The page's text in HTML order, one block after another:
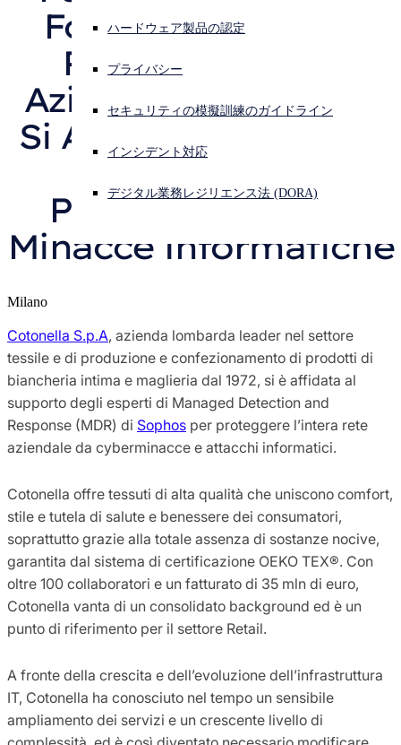
サイバー攻撃を受けている場合、連絡先はこちら
サインイン
Open search
日本語 Open language switcher
ハードウェア製品の認定
プライバシー
セキュリティの模擬訓練のガイドライン
インシデント対応
デジタル業務レジリエンス法 (DORA)
Sophos X-Ops の脅威調査
アワード ＆ レビュー
プレス担当者
Formazione Delle
Risorse Interne
Aziendali: Cotonella
Si Affida Agli Esperti
Proteggersi Dalle
Minacce Informatiche
Milano
Cotonella S.p.A, azienda lombarda leader nel settore
tessile e di produzione e confezionamento di prodotti di
biancheria intima e maglieria dal 1972, si è affidata al
supporto degli esperti di Managed Detection and
Response (MDR) di Sophos per proteggere l’intera rete
aziendale da cyberminacce e attacchi informatici.
Cotonella offre tessuti di alta qualità che uniscono comfort,
stile e tutela di salute e benessere dei consumatori,
soprattutto grazie alla totale assenza di sostanze nocive,
garantita dal sistema di certificazione OEKO TEX®. Con
oltre 100 collaboratori e un fatturato di 35 mln di euro,
Cotonella vanta di un consolidato background ed è un
punto di riferimento per il settore Retail.
A fronte della crescita e dell’evoluzione dell’infrastruttura
IT, Cotonella ha conosciuto nel tempo un sensibile
ampliamento dei servizi e un crescente livello di